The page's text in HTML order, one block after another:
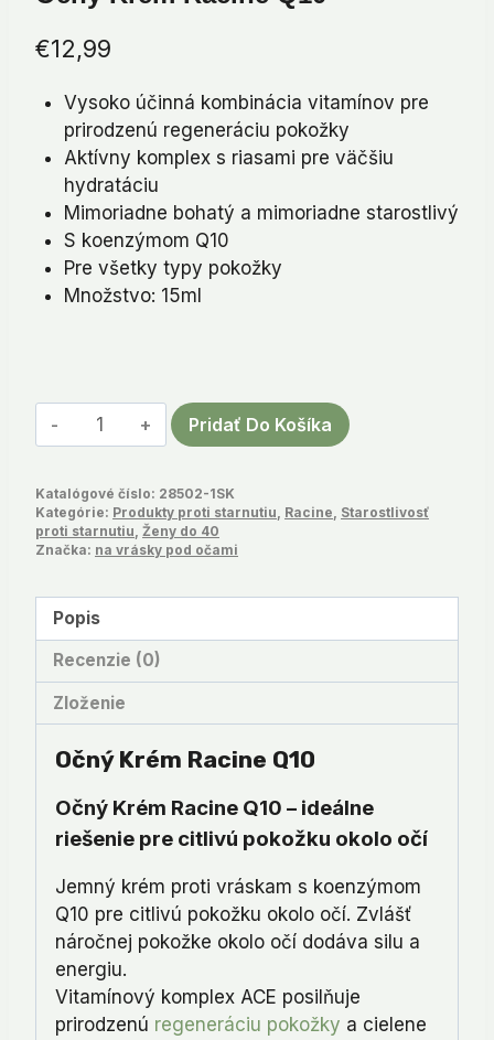
€12,99
Vysoko účinná kombinácia vitamínov pre
prirodzenú regeneráciu pokožky
Aktívny komplex s riasami pre väčšiu
hydratáciu
Mimoriadne bohatý a mimoriadne starostlivý
S koenzýmom Q10
Pre všetky typy pokožky
Množstvo: 15ml
množstvo
Očný
Racine
Q10
Pridať Do Košíka
Katalógové číslo: 28502-1SK
Kategórie: Produkty proti starnutiu, Racine, Starostlivosť
proti starnutiu, Ženy do 40
Značka: na vrásky pod očami
Popis
Recenzie (0)
Zloženie
Očný Krém Racine Q10
Očný Krém Racine Q10 – ideálne
riešenie pre citlivú pokožku okolo očí
Jemný krém proti vráskam s koenzýmom
Q10 pre citlivú pokožku okolo očí. Zvlášť
náročnej pokožke okolo očí dodáva silu a
energiu.
Vitamínový komplex ACE posilňuje
prirodzenú regeneráciu pokožky a cielene